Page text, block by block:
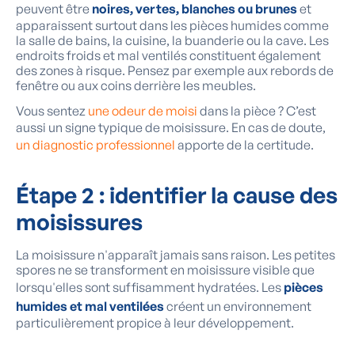
peuvent être noires, vertes, blanches ou bruneset
apparaissent surtout dans les pièces humides comme
la salle de bains, la cuisine, la buanderie ou la cave. Les
endroits froids et mal ventilés constituent également
des zones à risque. Pensez par exemple aux rebords de
fenêtre ou aux coins derrière les meubles.
Vous sentez une odeur de moisi dans la pièce ? C’est
aussi un signe typique de moisissure. En cas de doute,
un diagnostic professionnel apporte de la certitude.
Étape 2 : identifier la cause des
moisissures
La moisissure n'apparaît jamais sans raison. Les petites
spores ne se transforment en moisissure visible que
lorsqu'elles sont suffisamment hydratées. Les pièces
humides et mal ventiléescréent un environnement
particulièrement propice à leur développement.